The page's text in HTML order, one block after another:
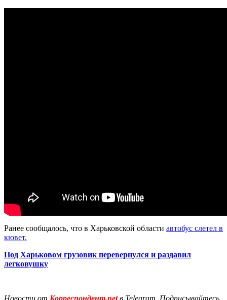
Ранее сообщалось, что в Харьковской области автобус слетел в
кювет.
Под Харьковом грузовик перевернулся и раздавил
легковушку
Новости от Корреспондент.netв Telegram. Подписывайтесь